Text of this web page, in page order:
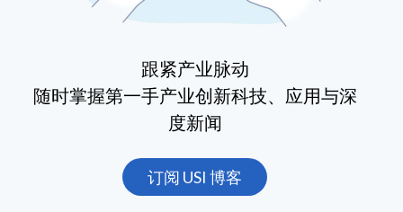
跟紧产业脉动
随时掌握第一手产业创新科技、应用与深
度新闻
订阅 USI 博客